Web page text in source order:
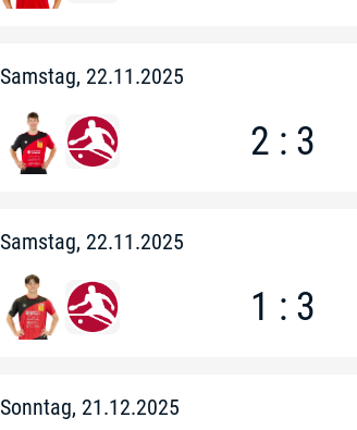
Samstag, 22.11.2025
2 : 3
Samstag, 22.11.2025
1 : 3
Sonntag, 21.12.2025